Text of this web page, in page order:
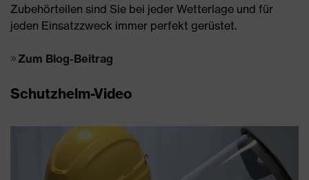
Zubehörteilen sind Sie bei jeder Wetterlage und für
jeden Einsatzzweck immer perfekt gerüstet.
Zum Blog-Beitrag
Schutzhelm-Video